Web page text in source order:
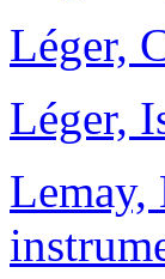
Léger,
Léger,
Lemay,